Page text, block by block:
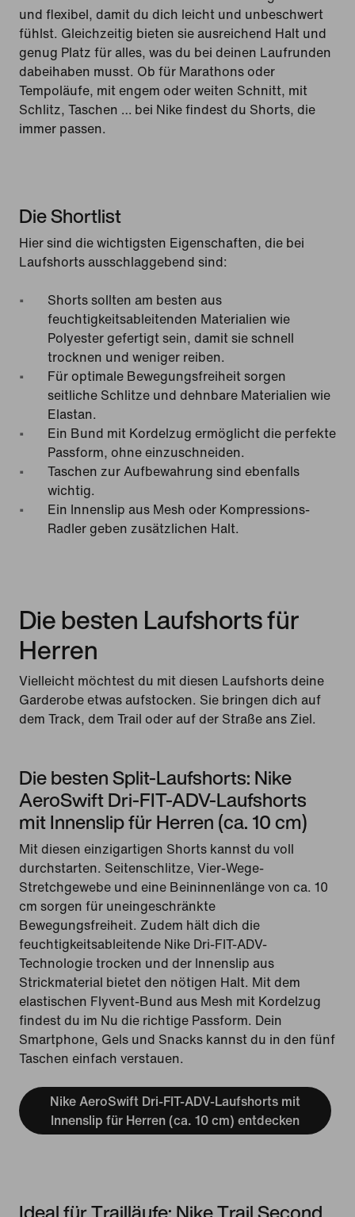
und flexibel, damit du dich leicht und unbeschwert
fühlst. Gleichzeitig bieten sie ausreichend Halt und
genug Platz für alles, was du bei deinen Laufrunden
dabeihaben musst. Ob für Marathons oder
Tempoläufe, mit engem oder weiten Schnitt, mit
Schlitz, Taschen … bei Nike findest du Shorts, die
immer passen.
Die Shortlist
Hier sind die wichtigsten Eigenschaften, die bei
Laufshorts ausschlaggebend sind:
Shorts sollten am besten aus
feuchtigkeitsableitenden Materialien wie
Polyester gefertigt sein, damit sie schnell
trocknen und weniger reiben.
Für optimale Bewegungsfreiheit sorgen
seitliche Schlitze und dehnbare Materialien wie
Elastan.
Ein Bund mit Kordelzug ermöglicht die perfekte
Passform, ohne einzuschneiden.
Taschen zur Aufbewahrung sind ebenfalls
wichtig.
Ein Innenslip aus Mesh oder Kompressions-
Radler geben zusätzlichen Halt.
Die besten Laufshorts für
Herren
Vielleicht möchtest du mit diesen Laufshorts deine
Garderobe etwas aufstocken. Sie bringen dich auf
dem Track, dem Trail oder auf der Straße ans Ziel.
Die besten Split-Laufshorts: Nike
AeroSwift Dri-FIT-ADV-Laufshorts
mit Innenslip für Herren (ca. 10 cm)
Mit diesen einzigartigen Shorts kannst du voll
durchstarten. Seitenschlitze, Vier-Wege-
Stretchgewebe und eine Beininnenlänge von ca. 10
cm sorgen für uneingeschränkte
Bewegungsfreiheit. Zudem hält dich die
feuchtigkeitsableitende Nike Dri-FIT-ADV-
Technologie trocken und der Innenslip aus
Strickmaterial bietet den nötigen Halt. Mit dem
elastischen Flyvent-Bund aus Mesh mit Kordelzug
findest du im Nu die richtige Passform. Dein
Smartphone, Gels und Snacks kannst du in den fünf
Taschen einfach verstauen.
Nike AeroSwift Dri-FIT-ADV-Laufshorts mit
Innenslip für Herren (ca. 10 cm) entdecken